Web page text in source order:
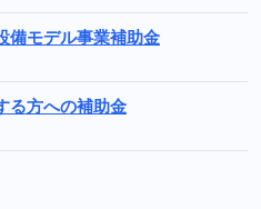
備モデル事業補助金
る方への補助金